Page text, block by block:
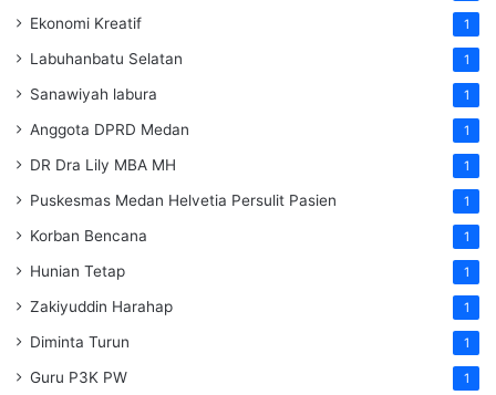
Ekonomi Kreatif 1
Labuhanbatu Selatan 1
Sanawiyah labura 1
Anggota DPRD Medan 1
DR Dra Lily MBA MH 1
Puskesmas Medan Helvetia Persulit Pasien 1
Korban Bencana 1
Hunian Tetap 1
Zakiyuddin Harahap 1
Diminta Turun 1
Guru P3K PW 1